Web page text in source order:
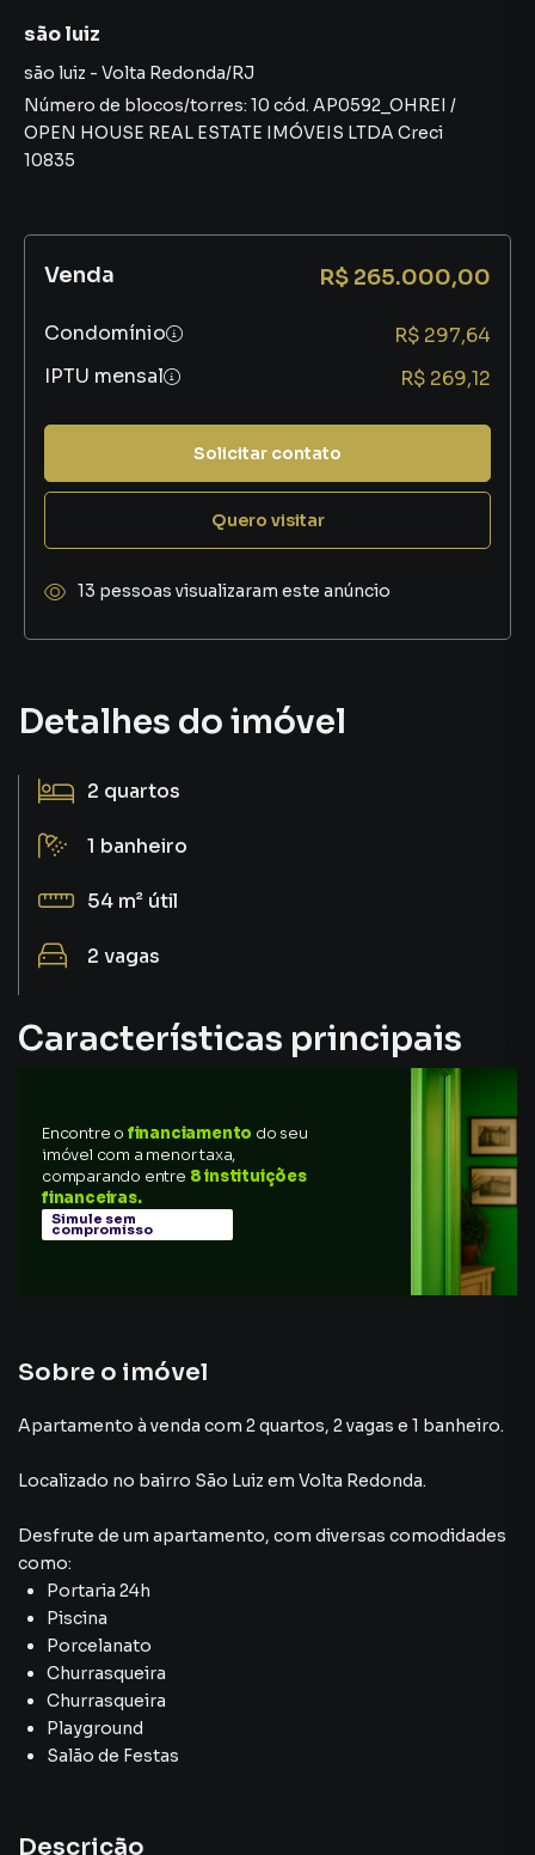
Detalhes do imóvel
2 quartos
1 banheiro
54 m² útil
2 vagas
Características principais
Encontre o financiamento do seu
imóvel com a menor taxa,
comparando entre 8 instituições
financeiras.
Simule sem
compromisso
Sobre o imóvel
Apartamento à venda com 2 quartos, 2 vagas e 1 banheiro.
Localizado no bairro São Luiz em Volta Redonda.
Desfrute de um apartamento, com diversas comodidades
como:
Portaria 24h
Piscina
Porcelanato
Churrasqueira
Churrasqueira
Playground
Salão de Festas
Descrição
são luiz
são luiz - Volta Redonda/RJ
Número de blocos/torres: 10 cód. AP0592_OHREI /
OPEN HOUSE REAL ESTATE IMÓVEIS LTDA Creci
10835
Venda R$ 265.000,00
Condomínio
R$ 297,64
IPTU mensal
R$ 269,12
Solicitar contato
Quero visitar
13 pessoas visualizaram este anúncio